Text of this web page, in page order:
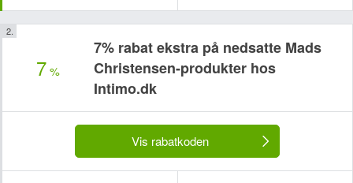
7%
7% rabat ekstra på nedsatte Mads
Christensen-produkter hos
Intimo.dk
Vis rabatkoden